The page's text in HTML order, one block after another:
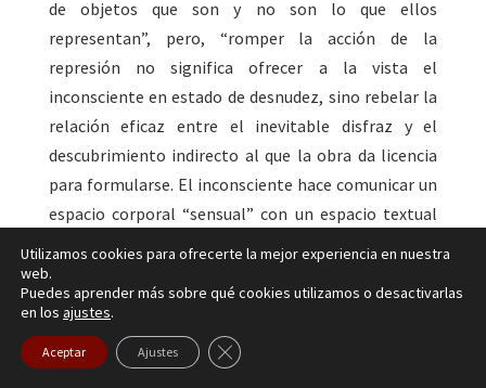
de objetos que son y no son lo que ellos
representan”, pero, “romper la acción de la
represión no significa ofrecer a la vista el
inconsciente en estado de desnudez, sino rebelar la
relación eficaz entre el inevitable disfraz y el
descubrimiento indirecto al que la obra da licencia
para formularse. El inconsciente hace comunicar un
espacio corporal “sensual” con un espacio textual
que es aquel de la obra”.
Maud Mannoni [xviii] analiza la obra de Virginia
Woolf y se interroga sobre el origen y las fuentes de
su creatividad. Nos encontramos con que Virginia
Utilizamos cookies para ofrecerte la mejor experiencia en nuestra
web.
Puedes aprender más sobre qué cookies utilizamos o desactivarlas
en los ajustes.
Aceptar Ajustes Cerrar el banner de cookies RGPD